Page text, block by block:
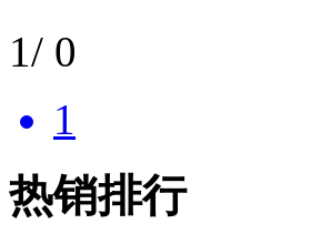
1/ 0
1
热销排行